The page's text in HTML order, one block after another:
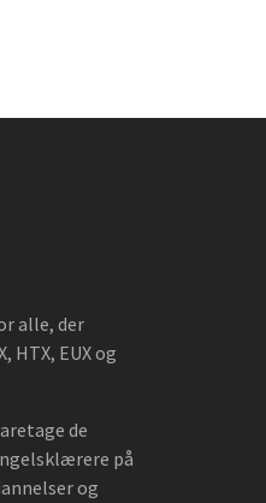
alle, der
HTX, EUX og
de
på
og